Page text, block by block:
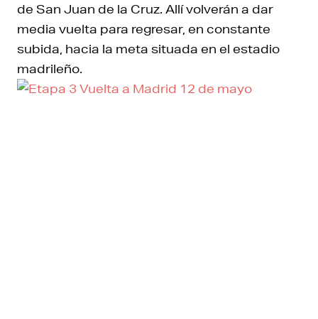
de San Juan de la Cruz. Allí volverán a dar
media vuelta para regresar, en constante
subida, hacia la meta situada en el estadio
madrileño.